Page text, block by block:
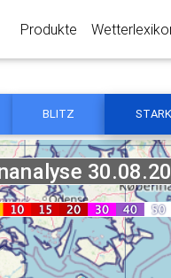
Produkte
BLITZ